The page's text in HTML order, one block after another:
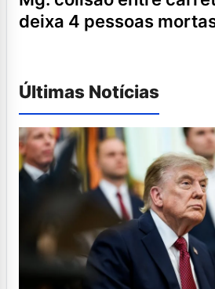
deixa 4 pessoas
Últimas Notícias